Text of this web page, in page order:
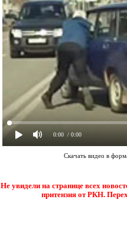
0:00 / 0:00
Скачать видео в
Не увидели на странице всех
притензия от РКН.